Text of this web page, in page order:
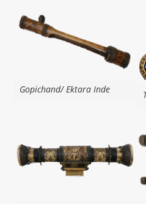
Gopichand/ Ektara Inde